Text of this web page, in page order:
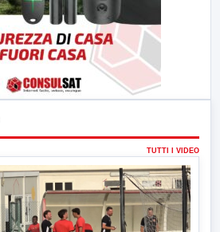
TUTTI I VIDEO